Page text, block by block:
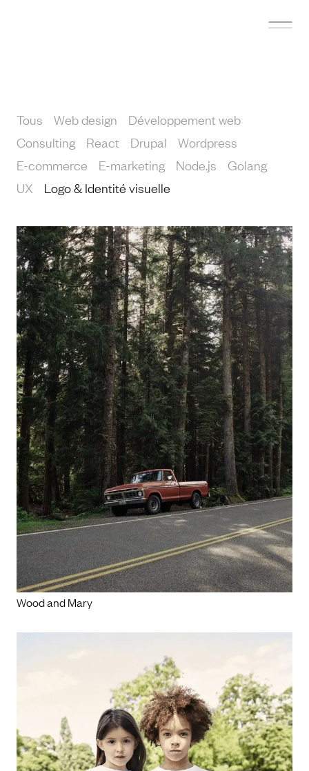
Tous Web design
Développement web
Consulting
React Drupal
Wordpress
E-commerce
E-marketing Node.js
Golang
UX
Logo & Identité visuelle
Wood and Mary